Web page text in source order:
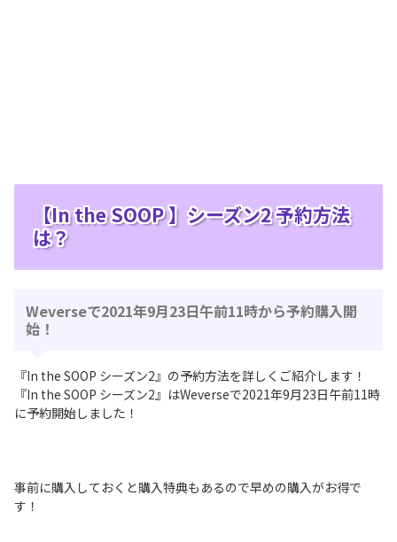
【In the SOOP 】シーズン2 予約方法
は？
Weverseで2021年9月23日午前11時から予約購入開
始！
『In the SOOP シーズン2』の予約方法を詳しくご紹介します！
『In the SOOP シーズン2』はWeverseで2021年9月23日午前11時
に予約開始しました！
事前に購入しておくと購入特典もあるので早めの購入がお得で
す！